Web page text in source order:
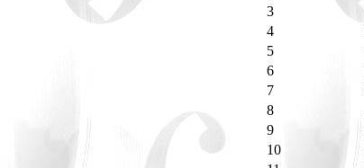
3
4
5
6
7
8
9
10